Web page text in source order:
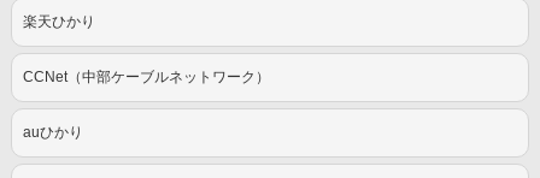
楽天ひかり
CCNet（中部ケーブルネットワーク）
auひかり